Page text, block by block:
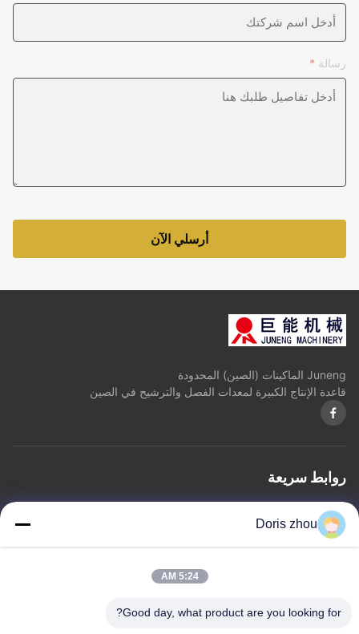
رسالة *
أرسلي الآن
Juneng الماكينات (الصين) المحدودة
قاعدة الإنتاج الكبيرة لمعدات الفصل والترشيح في الصين
روابط سريعة
المنزل
Province.China
Doris zhou
5:24 AM
Good day, what product are you looking for?